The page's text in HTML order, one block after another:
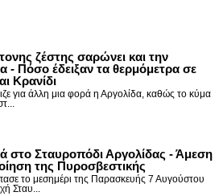
ζέστης σαρώνει και την
- Πόσο έδειξαν τα θερμόμετρα σε
Κρανίδι
για άλλη μια φορά η Αργολίδα, καθώς το κύμα
στο Σταυροπόδι Αργολίδας - Άμεση
της Πυροσβεστικής
το μεσημέρι της Παρασκευής 7 Αυγούστου
Σταυ...